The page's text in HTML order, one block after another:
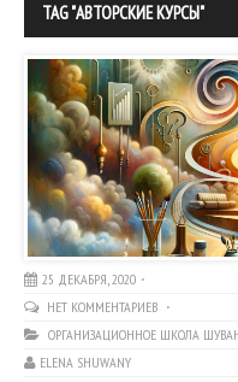
TAG "АВТОРСКИЕ КУРСЫ"
25 ДЕКАБРЯ, 2020
НЕТ КОММЕНТАРИЕВ
ОРГАНИЗАЦИОННОЕ ШКОЛА
ELENA SHUWANY